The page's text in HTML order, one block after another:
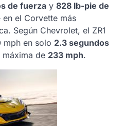
de fuerza y 828 lb-pie de
el Corvette más
Según Chevrolet, el ZR1
mph en solo 2.3 segundos
de 233 mph.